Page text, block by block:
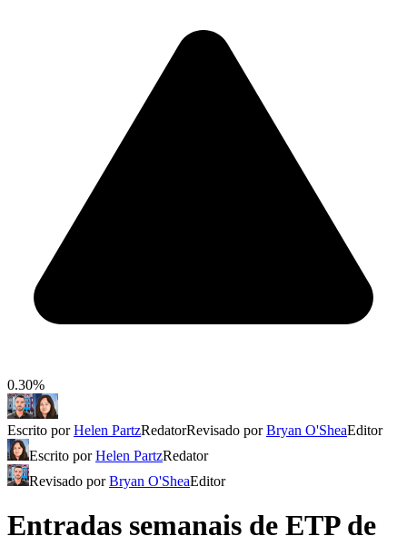
0.30%
Escrito porHelen PartzRedatorRevisado porBryan O'SheaEditor
Escrito porHelen PartzRedator
Revisado porBryan O'SheaEditor
Entradas semanais de ETP de